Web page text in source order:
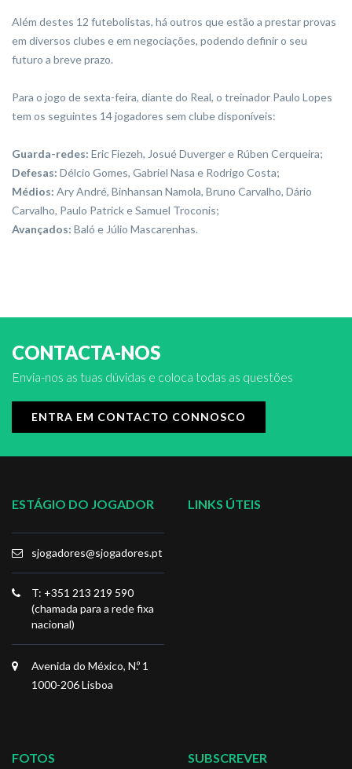
Além destes 12 futebolistas, há outros que estão a prestar provas
em diversos clubes e em negociações, podendo definir o seu
futuro a breve prazo.
Para o jogo de sexta-feira, diante do Real, o treinador Paulo Lopes
tem os seguintes 14 jogadores sem clube disponíveis:
Guarda-redes: Eric Fiezeh, Josué Duverger e Rúben Cerqueira;
Defesas: Délcio Gomes, Gabriel Nasa e Rodrigo Costa;
Médios: Ary André, Binhansan Namola, Bruno Carvalho, Dário
Carvalho, Paulo Patrick e Samuel Troconis;
Avançados: Baló e Júlio Mascarenhas.
CONTACTA-NOS
Envia-nos as tuas dúvidas e coloca todas as questões
ENTRA EM CONTACTO CONNOSCO
ESTÁGIO DO JOGADOR
sjogadores@sjogadores.pt
T: +351 213 219 590
(chamada para a rede fixa
nacional)
Avenida do México, N.º 1
1000-206 Lisboa
LINKS ÚTEIS
FOTOS
SUBSCREVER